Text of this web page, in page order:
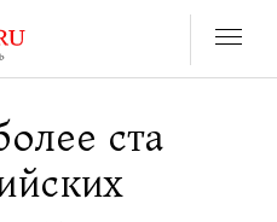
ста